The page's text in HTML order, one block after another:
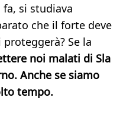
si studiava
che il forte deve
Se la
noi malati di Sla
Anche se siamo
tempo.